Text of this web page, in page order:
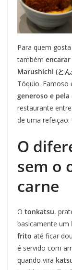
Para quem
também
Marushichi (とん
Tóquio. Famoso
generoso e pela
restaurante
de uma
O
sem o
carne
O tonkatsu,
basicamente um
frito até ficar
é servido com
quando vira